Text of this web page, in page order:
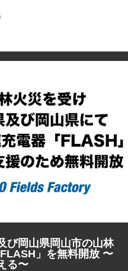
び岡山県岡山市の山林
」を無料開放 〜
る〜